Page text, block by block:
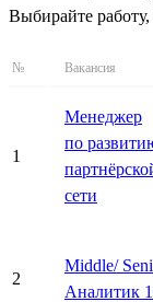
Выбирайте
№ Вакансия
1
Менеджер
по
сети
2
Middle/
Аналитик